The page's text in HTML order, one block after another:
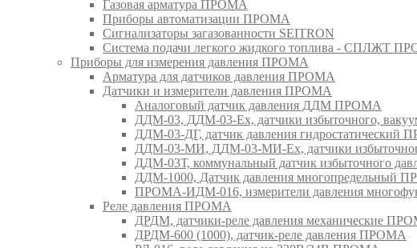
Газовая арматура ПРОМА
Приборы автоматизации ПРОМА
Сигнализаторы загазованности SEITRON
Система подачи легкого жидкого топлива - СПЛЖТ
Приборы для измерения давления ПРОМА
Арматура для датчиков давления ПРОМА
Датчики и измерители давления ПРОМА
Аналоговый датчик давления ДДМ ПРОМА
ДДМ-03, ДДМ-03-Ех, датчики избыточного,
ДДМ-03-ДГ, датчик давления гидростатический
ДДМ-03-МИ, ДДМ-03-МИ-Ех, датчики
ДДМ-03Т, коммунальный датчик избыточного
ДДМ-1000, Датчик давления многопредельный
ПРОМА-ИДМ-016, измерители давления
Реле давления ПРОМА
ДРДМ, датчики-реле давления механические
ДРДМ-600 (1000), датчик-реле давления ПРОМА